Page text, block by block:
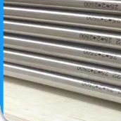
পণ্য
আমাদের
সম্পর্কে